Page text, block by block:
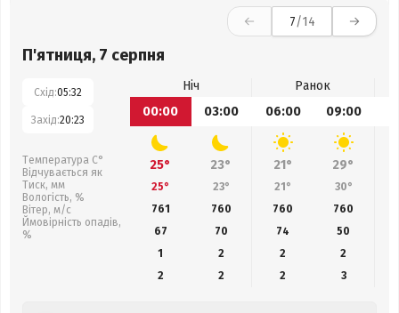
7/14
П'ятниця, 7 серпня
Схід:05:32
Захід:20:23
Температура С°
Відчувається як
Тиск, мм
Вологість, %
Вітер, м/с
Ймовірність опадів,
%
Ніч
Ранок
00:00
03:00 06:00 09:00
25° 23° 21° 29°
25° 23° 21° 30°
761
760 760 760
67
70 74
50
1
2 2
2
2
2 2 3